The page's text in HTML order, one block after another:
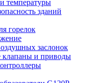
температуры
зданий
горелок
заслонок
и приводы